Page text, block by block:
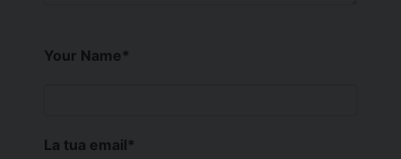
Your Name*
La tua email*